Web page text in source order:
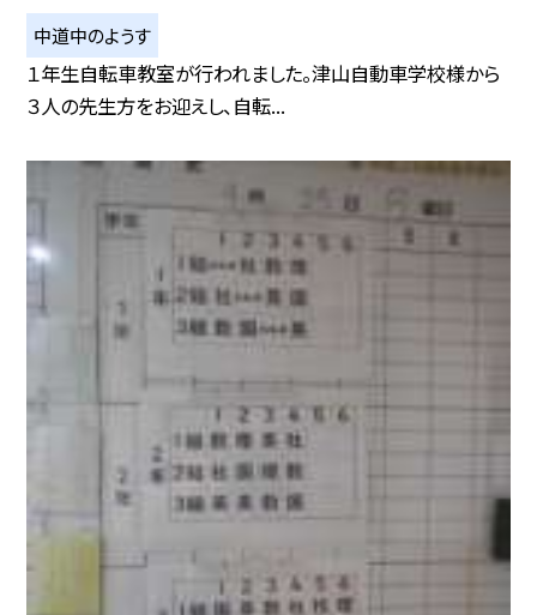
中道中のようす
１年生自転車教室が行われました。津山自動車学校様から
３人の先生方をお迎えし、自転...